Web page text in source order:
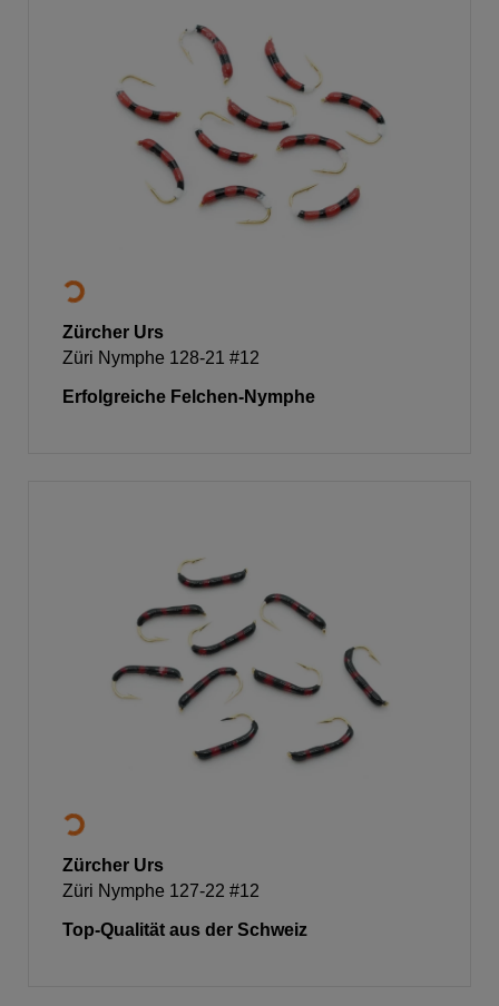
Zürcher Urs
Züri Nymphe 128-21 #12
Erfolgreiche Felchen-Nymphe
Zürcher Urs
Züri Nymphe 127-22 #12
Top-Qualität aus der Schweiz